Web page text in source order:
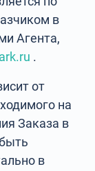
в
Агента,
.
от
на
Заказа в
в